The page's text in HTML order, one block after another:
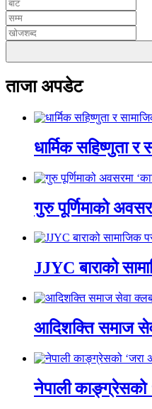
ताजा अपडेट
धार्मिक सहिष्णुता र
गुरु पूर्णिमाको
JJYC बाराको
आदिशक्ति समाज
नेपाली काङ्ग्रेसको